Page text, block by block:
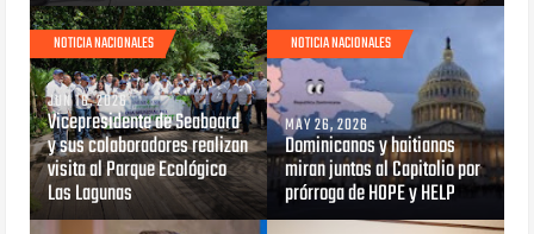
NOTICIA NACIONALES
JUN 16, 2026
Vicepresidente de Seaboard
y sus colaboradores realizan
visita al Parque Ecológico
Las Lagunas
NOTICIA NACIONALES
MAY 26, 2026
Dominicanos y haitianos
miran juntos al Capitolio por
prórroga de HOPE y HELP